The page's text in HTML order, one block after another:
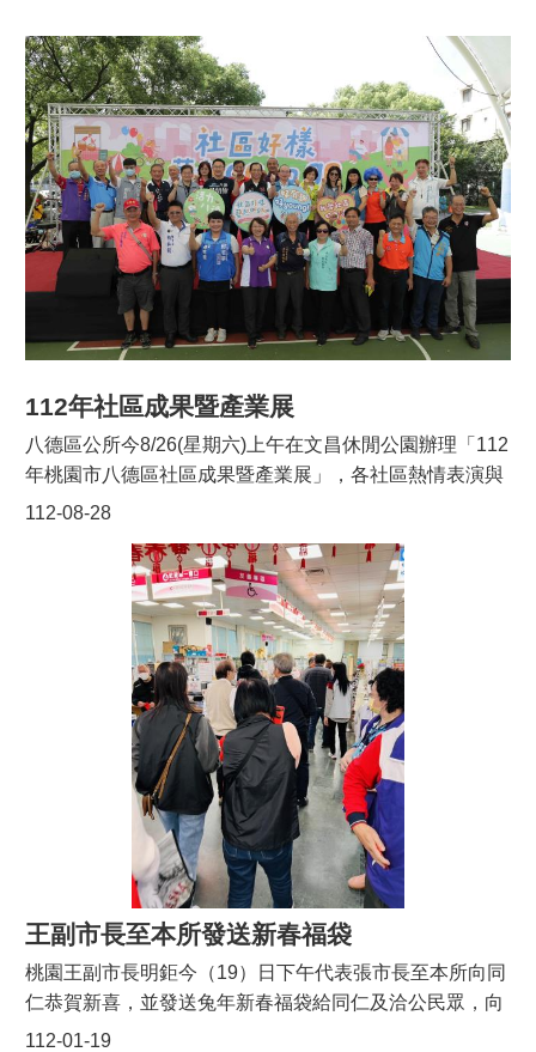
以及由公所社會課結合退輔會桃園榮家政風室的政令宣
導，以「心手相廉‧向前行」遊戲互動進行廉政宣導，期強
化全民反貪倡廉意識。
導。此外尚有區中隊鄭一帆隊長.霄裡國小利百芳校長.各
里里長及社區理事長等出席。本活動非常感謝水井石母娘
娘吳錦淇主委.八德客家協會李慶峻理事長.大華國樂陳國
芳團長.客家傳統文化協會黃婉樺理事長.傳韻范進春團長.
竹霄社區王聖諸理事長.妮雅張秀宜團長及霄裡溫玉紅里長
率隊參加。 義民祭是客家重要傳統，活動透過挑擔踩街、
祭祀儀典，除了表達對義民爺的虔誠信仰以外，也祈求國
泰民安、風調雨順。現場還有擂茶、搗粢粑、藍染等客家
文化體驗，並有在地客家社團.歌手曾怡玲及夏以麗等帶來
精彩演出.最後還有憑問券送美食及壓軸的摸彩活動，民眾
參與踴躍。
112年社區成果暨產業展
112-08-28
八德區公所今8/26(星期六)上午在文昌休閒公園辦理「112
年桃園市八德區社區成果暨產業展」，各社區熱情表演與
設攤，桃園市社會局長陳寶民、八德區長蔡豊展、立委趙
林小鳳及許家睿亦派代表出席致意，民眾參與踴躍，熱鬧
非凡。桃園市社會局陳寶民局長致詞時表示：社區發展協
會是各社區最具人情味與鄉土味的社會團體，提供給地方
居民最直接的支持與幫助，挖掘社區內議題推動特色方
案，落實福利服務在地性、可近性目標。本市已立案之社
區發展協會計有335個，八德區卻有35個社區發展協會，
涵蓋之社區產業包羅萬象，尤其推廣米食文化以及民俗傳
統技藝，八德區社區完全不遺餘力地推展。另外，憲兵及
國防大學等國軍單位亦有到場宣導響應本活動。今(8/26)
社區有薩克斯風、環保打鼓秀、打擊樂、舞蹈等15個精彩
表演，充分展現八德社區的熱情活力與凝聚力。社區產業
攤展售的紅龜粿、創意饅頭、油飯、大腸麵線、芋頭巧、
麻糬、客家米食、馬祖粽、老酒、仙草茶…等多項美食及
兒童玩具等商品早早銷售一空。參加造型氣球、創意風
車、陀螺彩繪及打陀螺等免費體驗的民眾也相當多，整場
活動圓滿成功。
王副市長至本所發送新春福袋
112-01-19
桃園王副市長明鉅今（19）日下午代表張市長至本所向同
仁恭賀新喜，並發送兔年新春福袋給同仁及洽公民眾，向
大家拜個早年，祝福大家新年快樂、身體健康、事事如